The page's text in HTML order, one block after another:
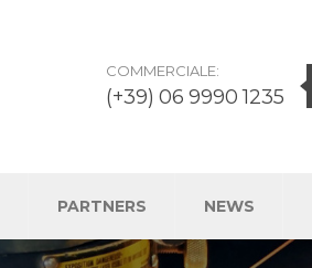
COMMERCIALE:
(+39) 06 9990 1235
PARTNERS NEWS